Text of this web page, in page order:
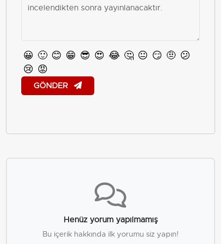
😀 🙂 😊 😁 😎 😍 😂 🤔 😐 😏 🤨 😕
😢 😡
GÖNDER
Henüz yorum yapılmamış
Bu içerik hakkında ilk yorumu siz yapın!